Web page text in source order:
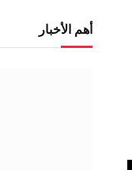
أهم الأخبار